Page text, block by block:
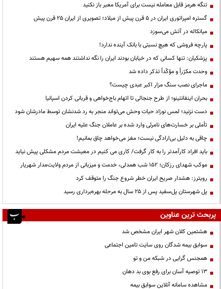
تنگه هرمز قابل معامله نیست برای آمریکا معبر باز نکنید
گستره امپراتوری ایران در ۵ قرن پیش از میلاد؛ تصویری از ایران ۲۵ قرن پیش
میانکاله در آتش می‌سوزد
پارچه فروشی که هیچ نسبتی با بانک آینده ندارد!
پزشکیان: تنها کسانی که در خیابان بودند ایران را نگه نداشتند همه سهیم هستند
وحدت مکرّراً و مؤکّداً تذکر داده شد
ماجرای نصب سنگ مزار اکبر عبدی چیست؟
بحران اینفانتینو؛ از طرح جنجالی تا اتهام باج‌خواهی و قربانی کردن اسپانیا
دست نزنید؛ لمس نوزاد حیات وحش می‌تواند منجر به رد شدنشان توسط مادرشان شود
تأملی بر خسارت‌های نامرئی وارد شده بر عاملان جنگ علیه ایران
چاقی به دلیل بی‌ارادگی نیست؛ مغز می‌خواهد چاق بمانیم!
باید افراد کارآمدتر را به کار گرفت/ کاری می کنیم در معیشت مردم مشکلی پیش نیاید
موکب شهدای رزکان؛ ۱۵۲ شب همدلی، خدمت و میزبانی از مردم ولایت‌مدار شهریار
رویترز: هشدار صریح ایران خطر شروع جنگ را متوقف کرد
پل شهرستان پل‌سفید پس از ۲۵ سال به مرحله بهره‌برداری رسید
پربحث ترین عناوین
هشتمین کلان شهر ایران مشخص شد
سوابق بیمه شدگان روی سایت تامین اجتماعی
همجنس گرایی در شبکه من و تو
13 توصیه آسان برای رفع بوی بد دهان
مشاهده سامانه آنلاين سوابق بیمه